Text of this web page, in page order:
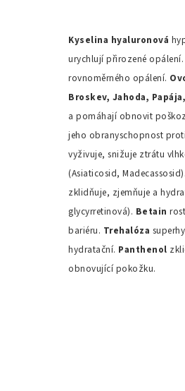
Kyselina hyaluronová
urychlují přirozené opálení.
rovnoměrného opálení.
Broskev, Jahoda, Papája,
a pomáhají obnovit
jeho obranyschopnost
vyživuje, snižuje ztrátu
(Asiaticosid, Madecassosid).
zklidňuje, zjemňuje a
glycyrretinová). Betain
bariéru. Trehalóza
hydratační. Panthenol
obnovující pokožku.